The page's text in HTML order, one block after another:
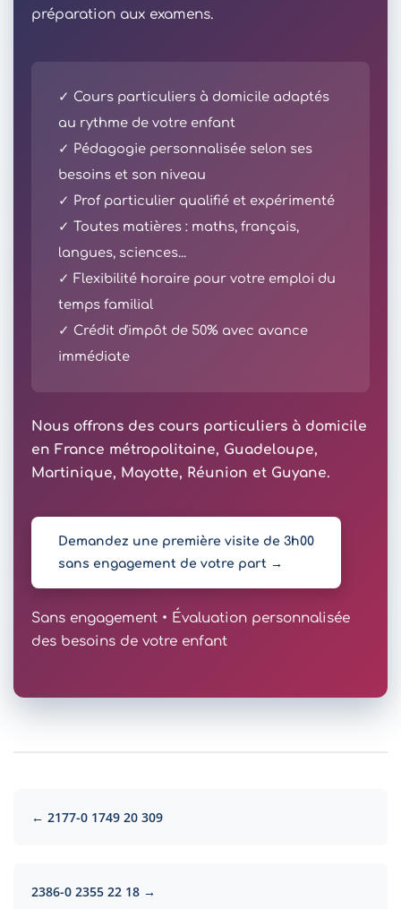
préparation aux examens.
✓ Cours particuliers à domicile adaptés
au rythme de votre enfant
✓ Pédagogie personnalisée selon ses
besoins et son niveau
✓ Prof particulier qualifié et expérimenté
✓ Toutes matières : maths, français,
langues, sciences...
✓ Flexibilité horaire pour votre emploi du
temps familial
✓ Crédit d'impôt de 50% avec avance
immédiate
Nous offrons des cours particuliers à domicile
en France métropolitaine, Guadeloupe,
Martinique, Mayotte, Réunion et Guyane.
Demandez une première visite de 3h00
sans engagement de votre part →
Sans engagement • Évaluation personnalisée
des besoins de votre enfant
← 2177-0 1749 20 309
2386-0 2355 22 18 →